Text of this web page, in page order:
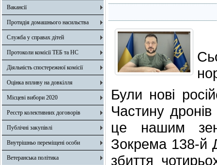
Вакансії
Протидія домашнього насильства
Служба у справах дітей
Протоколи комісії ТЕБ та НС
Діяльність спостережної комісії
Оцінка впливу на довкілля
Місцеві вибори 2020
Реєстр колективних договорів
Публічні закупівлі
Внутрішньо переміщені особи
Ветеранська політика
Були нові
Частину
це нашим
Зокрема 138-й
збиття